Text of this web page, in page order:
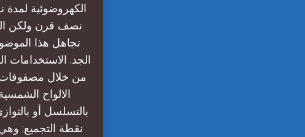
الكهروضوئية
نصف قرن ولكن
تجاهل هذا
الجد. الاستخدامات
من خلال مصفوفات
الالواح
بالتسلسل أو
نقطة التجميع: